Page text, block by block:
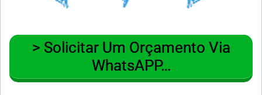
> Solicitar Um Orçamento Via
WhatsAPP…